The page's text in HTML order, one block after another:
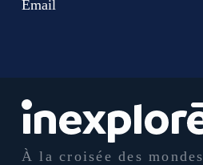
À la croisée des mondes
Email